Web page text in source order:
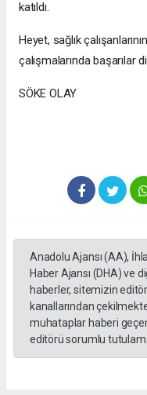
katıldı.
Heyet, sağlık
çalışmalarında başarılar
SÖKE OLAY
Anadolu Ajansı (AA),
Haber Ajansı (DHA) ve
haberler, sitemizin
kanallarından
muhataplar haberi
editörü sorumlu